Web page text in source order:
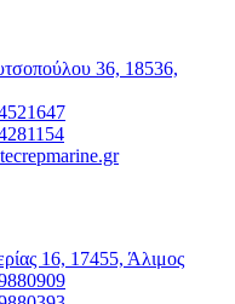
36, 18536,
16, 17455, Άλιμος